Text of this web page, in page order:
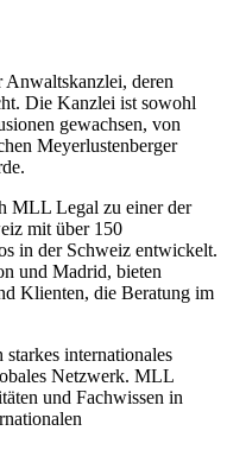
deren
Die Kanzlei ist sowohl
gewachsen, von
Meyerlustenberger
MLL Legal zu einer der
mit über 150
in der Schweiz entwickelt.
und Madrid, bieten
Klienten, die Beratung im
internationales
Netzwerk. MLL
und Fachwissen in